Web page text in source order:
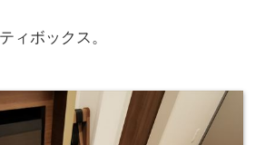
ィボックス。